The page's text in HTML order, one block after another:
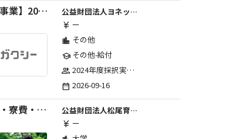
【助成事業】2027年度（通年）ジュニアスポーツ振興に関する助成金
公益財団法人ヨネックススポーツ振興財団
currency_yen ー
location_city その他
schoolその他-給付
group 2024年度採択実績：107事業（前期45・後期62）、2025年度採択実績：103事業（前期48・後期55）、2026年度採択実績：97事業 ※2026年度より、前期・後期の区分を廃止し、年1回の申請受付となりました。
date_range 2026-09-16
【学費・寮費・交通費給付】2027年度第71期育英生募集
公益財団法人松尾育英会
currency_yen ー